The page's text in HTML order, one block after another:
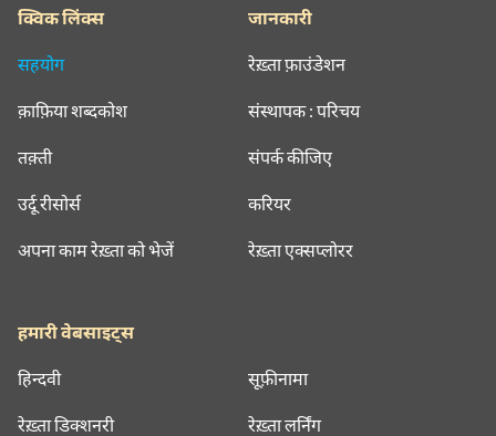
क्विक लिंक्स
सहयोग
क़ाफ़िया शब्दकोश
तक़्ती
उर्दू रीसोर्स
अपना काम रेख़्ता को भेजें
जानकारी
रेख़्ता फ़ाउंडेशन
संस्थापक : परिचय
संपर्क कीजिए
करियर
रेख़्ता एक्सप्लोरर
हमारी वेबसाइट्स
हिन्दवी सूफ़ीनामा
रेख़्ता डिक्शनरी रेख़्ता लर्निंग